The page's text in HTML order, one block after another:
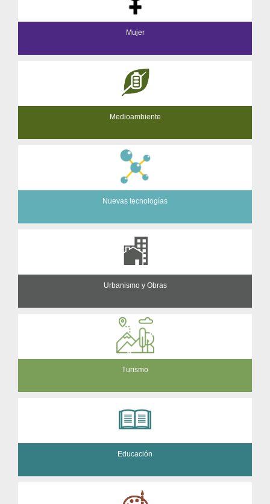
Mujer
Medioambiente
Nuevas tecnologías
Urbanismo y Obras
Turismo
Educación